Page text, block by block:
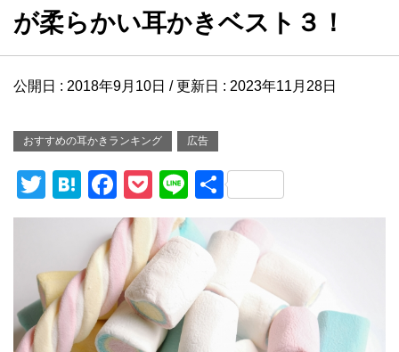
が柔らかい耳かきベスト３！
公開日 : 2018年9月10日 / 更新日 : 2023年11月28日
おすすめの耳かきランキング 広告
T
wi
er
H
at
e
n
a
F
a
c
e
b
o
P
o
ck
et
Li
n
e
共
有